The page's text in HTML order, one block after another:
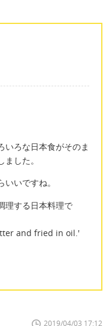
いろな日本食がそのま
した。
いですね。
理する日本料理で
and fried in oil.'
2019/04/03 17:12